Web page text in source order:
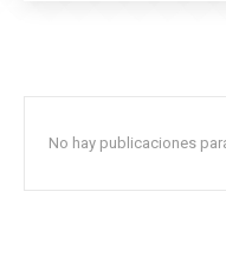
No hay publicaciones